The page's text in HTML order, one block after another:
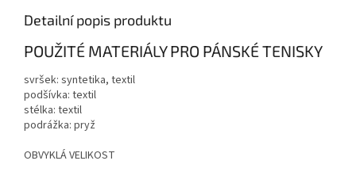
Detailní popis produktu
POUŽITÉ MATERIÁLY PRO PÁNSKÉ TENISKY
svršek: syntetika, textil
podšívka: textil
stélka: textil
podrážka: pryž
OBVYKLÁ VELIKOST